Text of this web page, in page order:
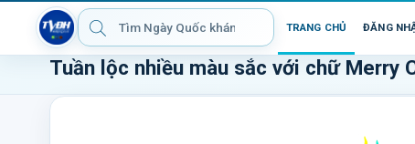
TRANG CHỦ ĐĂNG
Tuần lộc nhiều màu sắc với chữ Merry